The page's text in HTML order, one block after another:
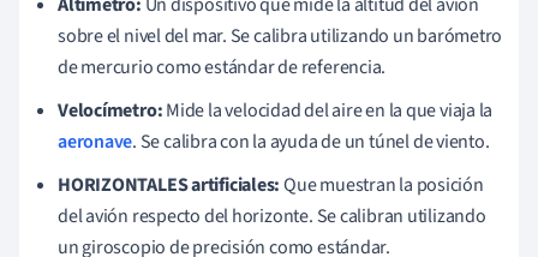
sobre el nivel del mar. Se calibra utilizando un barómetro
de mercurio como estándar de referencia.
Velocímetro:Mide la velocidad del aire en la que viaja la
aeronave. Se calibra con la ayuda de un túnel de viento.
HORIZONTALES artificiales:Que muestran la posición
del avión respecto del horizonte. Se calibran utilizando
un giroscopio de precisión como estándar.